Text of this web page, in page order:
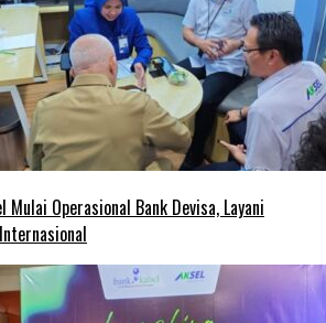
Mulai Operasional Bank Devisa, Layani